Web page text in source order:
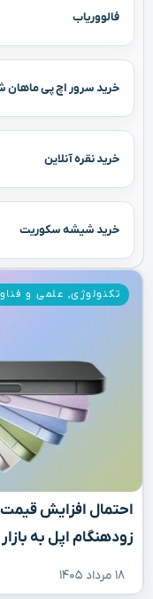
فالووریاب
خرید سرور اچ پی ماهان
خرید نقره آنلاین
خرید شیشه سکوریت
زودهنگام اپل به
۱۸ مرداد ۱۴۰۵
تکنولوژی, علمی و